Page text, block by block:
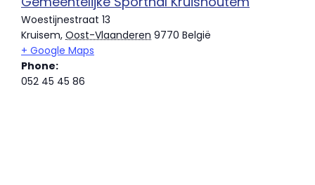
Woestijnestraat 13
Kruisem, Oost-Vlaanderen 9770 België
+ Google Maps
Phone:
052 45 45 86